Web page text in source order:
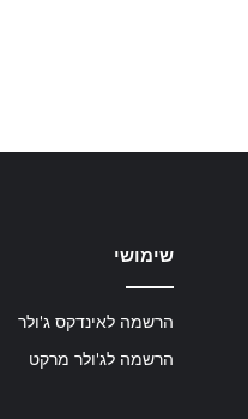
שימושי
הרשמה לאינדקס ג'ולר
הרשמה לג'ולר מרקט